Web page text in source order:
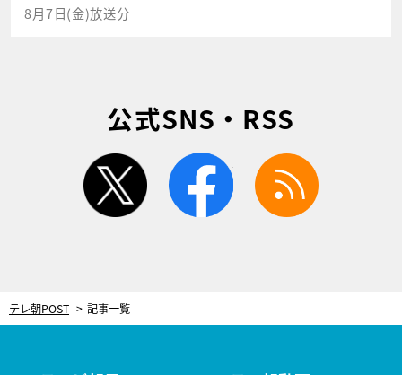
8月7日(金)放送分
公式SNS・RSS
twitter facebook
テレ朝POST 記事一覧